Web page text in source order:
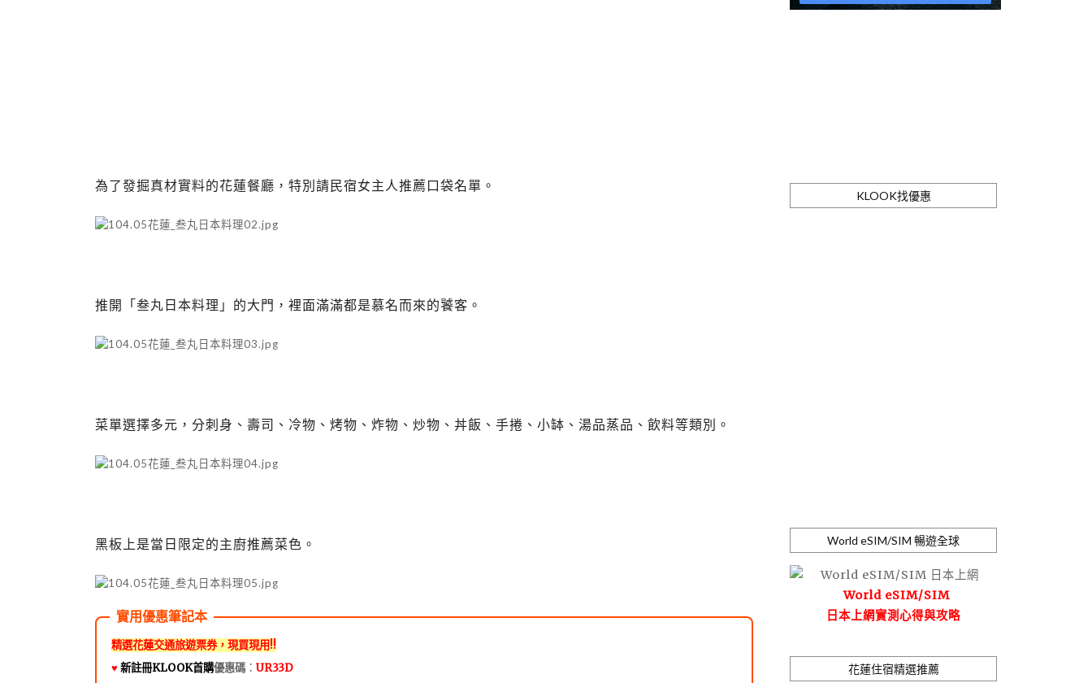
為了發掘真材實料的花蓮餐廳，特別請民宿女主人推薦口袋名單。
推開「叁丸日本料理」的大門，裡面滿滿都是慕名而來的饕客。
菜單選擇多元，分刺身、壽司、冷物、烤物、炸物、炒物、丼飯、手捲、小缽、湯品蒸品、飲料等類別。
黑板上是當日限定的主廚推薦菜色。
精選花蓮交通旅遊票券，現買現用!!
♥️ 新註冊KLOOK首購優惠碼 ： UR33D
KLOOK找優惠
World eSIM/SIM 暢遊全球
World eSIM/SIM
日本上網實測心得與攻略
花蓮住宿精選推薦